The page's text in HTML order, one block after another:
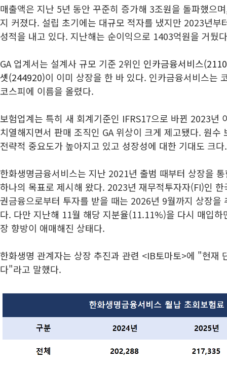
매출액은 지난 5년 동안 꾸준히 증가해 3조원을 돌파했으
지 커졌다. 설립 초기에는 대규모 적자를 냈지만 2023년부
성적을 내고 있다. 지난해는 순이익으로 1403억원을 거뒀
GA 업계서는 설계사 규모 기준 2위인 인카금융서비스
셋(244920)이 이미 상장을 한 바 있다. 인카금융서비스는
코스피에 이름을 올렸다.
보험업계는 특히 새 회계기준인 IFRS17으로 바뀐 2023년
치열해지면서 판매 조직인 GA 위상이 크게 제고됐다. 원수
전략적 중요도가 높아지고 있고 성장성에 대한 기대도 크다.
한화생명금융서비스는 지난 2021년 출범 때부터 상장을
하나의 목표로 제시해 왔다. 2023년 재무적투자자(FI)인
권금융으로부터 투자를 받을 때는 2026년 9월까지 상장을
다. 다만 지난해 11월 해당 지분율(11.11%)을 다시 매입하
장 향방이 애매해진 상태다.
한화생명 관계자는 상장 추진과 관련 <IB토마토>에 "현재
다"라고 말했다.